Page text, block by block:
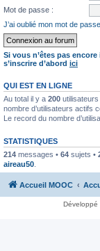
Mot de passe :
J’ai oublié mon mot de passe
Si vous n’êtes pas
s’inscrire d’abord ici
QUI EST EN LIGNE
Au total il y a 200 utilisateurs
nombre d’utilisateurs actifs
Le record du nombre
STATISTIQUES
214 messages • 64 sujets •
aireau50
Accueil MOOC
Développé